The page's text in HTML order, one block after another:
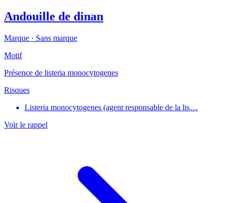
Andouille de dinan
Marque · Sans marque
Motif
Présence de listeria monocytogenes
Risques
Listeria monocytogenes (agent responsable de la lis…
Voir le rappel